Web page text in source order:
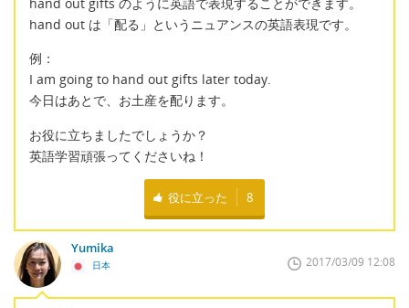
hand out は「配る」というニュアンスの英語表現です。
例：
I am going to hand out gifts later today.
今日はあとで、お土産を配ります。
お役に立ちましたでしょうか？
英語学習頑張ってくださいね！
役に立った 8
Yumika
日本 2017/03/09 12:08